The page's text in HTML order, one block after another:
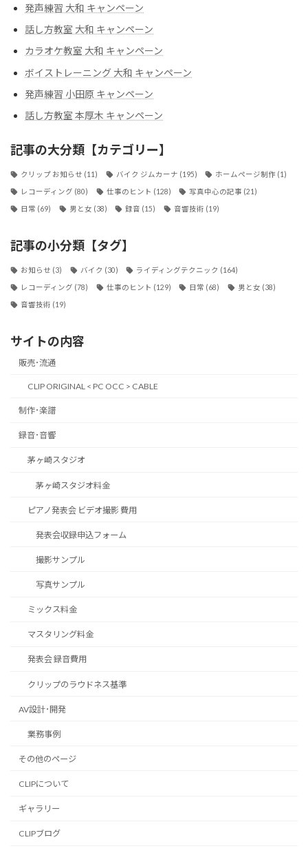
発声練習 大和 キャンペーン
話し方教室 大和 キャンペーン
カラオケ教室 大和 キャンペーン
ボイストレーニング 大和 キャンペーン
発声練習 小田原 キャンペーン
話し方教室 本厚木 キャンペーン
記事の大分類【カテゴリー】
クリップ お知らせ (11) バイク ジムカーナ (195) ホームページ制作 (1)
レコーディング (80) 仕事のヒント (128) 写真中心の記事 (21)
日常 (69) 男と女 (38) 録音 (15) 音響技術 (19)
記事の小分類【タグ】
お知らせ (3) バイク (30) ライディングテクニック (164)
レコーディング (78) 仕事のヒント (129) 日常 (68) 男と女 (38)
音響技術 (19)
サイトの内容
販売･流通
CLIP ORIGINAL < PC OCC > CABLE
制作･楽譜
録音･音響
茅ヶ崎スタジオ
茅ヶ崎スタジオ料金
ピアノ発表会 ビデオ撮影 費用
発表会収録申込フォーム
撮影サンプル
写真サンプル
ミックス料金
マスタリング料金
発表会 録音費用
クリップのラウドネス基準
AV設計･開発
業務事例
その他のページ
CLIPについて
ギャラリー
CLIPブログ